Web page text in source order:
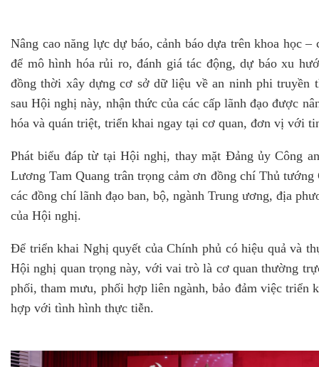
Nâng cao năng lực dự báo, cảnh báo dựa trên khoa
để mô hình hóa rủi ro, đánh giá tác động, dự báo xu
đồng thời xây dựng cơ sở dữ liệu về an ninh phi truyền
sau Hội nghị này, nhận thức của các cấp lãnh đạo được
hóa và quán triệt, triển khai ngay tại cơ quan, đơn vị với
Phát biểu đáp từ tại Hội nghị, thay mặt Đảng ủy Công
Lương Tam Quang trân trọng cảm ơn đồng chí Thủ
các đồng chí lãnh đạo ban, bộ, ngành Trung ương, địa
của Hội nghị.
Để triển khai Nghị quyết của Chính phủ có hiệu quả và
Hội nghị quan trọng này, với vai trò là cơ quan thường
phối, tham mưu, phối hợp liên ngành, bảo đảm việc
hợp với tình hình thực tiễn.